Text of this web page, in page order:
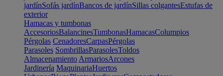
jardínSofás jardínBancos de jardínSillas colgantesEstufas de
exterior
Hamacas y tumbonas
AccesoriosBalancinesTumbonasHamacasColumpios
Pérgolas CenadoresCarpasPérgolas
Parasoles SombrillasParasolesToldos
Almacenamiento ArmariosArcones
Jardinería MaquinariaHuertos